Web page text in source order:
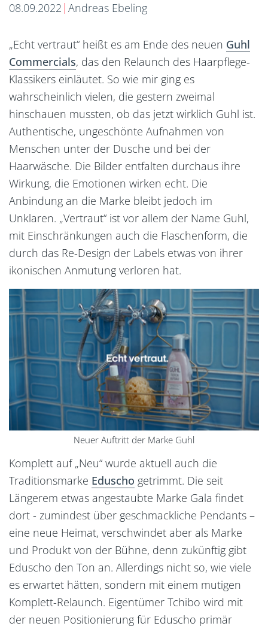
Markenanalyse
Standpunkt
08.09.2022 Andreas Ebeling
„Echt vertraut“ heißt es am Ende des neuen Guhl
Commercials, das den Relaunch des Haarpflege-
Klassikers einläutet. So wie mir ging es
wahrscheinlich vielen, die gestern zweimal
hinschauen mussten, ob das jetzt wirklich Guhl ist.
Authentische, ungeschönte Aufnahmen von
Menschen unter der Dusche und bei der
Haarwäsche. Die Bilder entfalten durchaus ihre
Wirkung, die Emotionen wirken echt. Die
Anbindung an die Marke bleibt jedoch im
Unklaren. „Vertraut“ ist vor allem der Name Guhl,
mit Einschränkungen auch die Flaschenform, die
durch das Re-Design der Labels etwas von ihrer
ikonischen Anmutung verloren hat.
Neuer Auftritt der Marke Guhl
Komplett auf „Neu“ wurde aktuell auch die
Traditionsmarke Eduscho getrimmt. Die seit
Längerem etwas angestaubte Marke Gala findet
dort - zumindest über geschmackliche Pendants –
eine neue Heimat, verschwindet aber als Marke
und Produkt von der Bühne, denn zukünftig gibt
Eduscho den Ton an. Allerdings nicht so, wie viele
es erwartet hätten, sondern mit einem mutigen
Komplett-Relaunch. Eigentümer Tchibo wird mit
der neuen Positionierung für Eduscho primär